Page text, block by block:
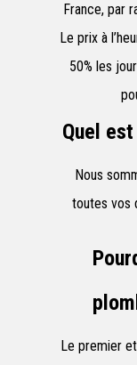
France, par
Le prix à
50% les
Quel
Nous
toutes vos
Le premier